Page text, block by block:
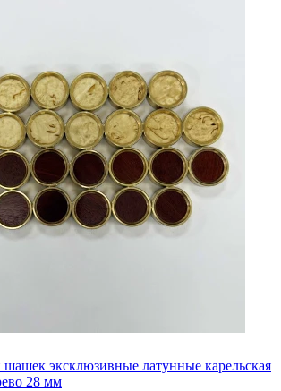
эксклюзивные латунные карельская
28 мм